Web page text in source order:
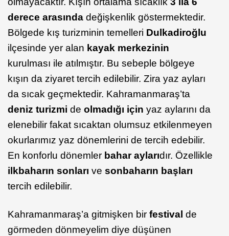
derece arasında değişkenlik göstermektedir.
Bölgede kış turizminin temelleri Dulkadiroğlu
ilçesinde yer alan kayak merkezinin
kurulması ile atılmıştır. Bu sebeple bölgeye
kışın da ziyaret tercih edilebilir. Zira yaz ayları
da sıcak geçmektedir. Kahramanmaraş’ta
deniz turizmi de olmadığı için yaz aylarını da
elenebilir fakat sıcaktan olumsuz etkilenmeyen
okurlarımız yaz dönemlerini de tercih edebilir.
En konforlu dönemler bahar aylarıdır. Özellikle
ilkbaharın sonları ve sonbaharın başları
tercih edilebilir.
Kahramanmaraş’a gitmişken bir festival de
görmeden dönmeyelim diye düşünen